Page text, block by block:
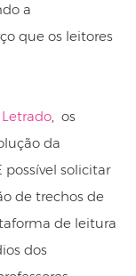
a
que os leitores
, os
da
possível solicitar
de trechos de
de leitura
dos